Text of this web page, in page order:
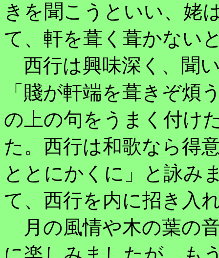
きを聞こうといい、姥
て、軒を葺く葺かない
西行は興味深く、聞
「賤が軒端を葺きぞ煩
の上の句をうまく付け
た。西行は和歌なら得
ととにかくに」と詠み
て、西行を内に招き入
月の風情や木の葉の